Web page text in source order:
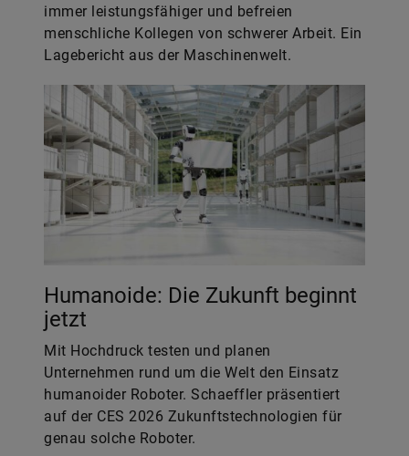
immer leistungsfähiger und befreien
menschliche Kollegen von schwerer Arbeit. Ein
Lagebericht aus der Maschinenwelt.
Humanoide: Die Zukunft beginnt
jetzt
Mit Hochdruck testen und planen
Unternehmen rund um die Welt den Einsatz
humanoider Roboter. Schaeffler präsentiert
auf der CES 2026 Zukunftstechnologien für
genau solche Roboter.